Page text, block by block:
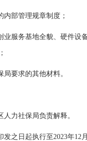
部管理规章制度；
服务基地全貌、硬件设
要求的其他材料。
力社保局负责解释。
日起执行至2023年12月